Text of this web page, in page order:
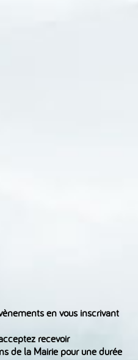
en vous inscrivant
recevoir
de la Mairie pour une durée